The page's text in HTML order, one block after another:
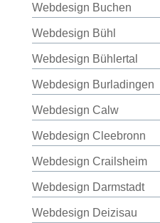
Webdesign Buchen
Webdesign Bühl
Webdesign Bühlertal
Webdesign Burladingen
Webdesign Calw
Webdesign Cleebronn
Webdesign Crailsheim
Webdesign Darmstadt
Webdesign Deizisau